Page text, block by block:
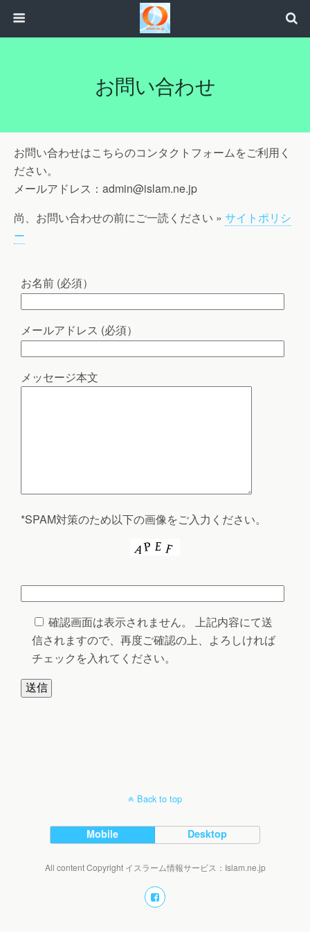
お問い合わせ
お問い合わせはこちらのコンタクトフォームをご利用く
ださい。
メールアドレス：admin@islam.ne.jp
尚、お問い合わせの前にご一読ください » サイトポリシ
ー
お名前 (必須）
メールアドレス (必須）
メッセージ本文
*SPAM対策のため以下の画像をご入力ください。
確認画面は表示されません。 上記内容にて送
信されますので、再度ご確認の上、よろしければ
チェックを入れてください。
Back to top
Mobile Desktop
All content Copyright イスラーム情報サービス：Islam.ne.jp